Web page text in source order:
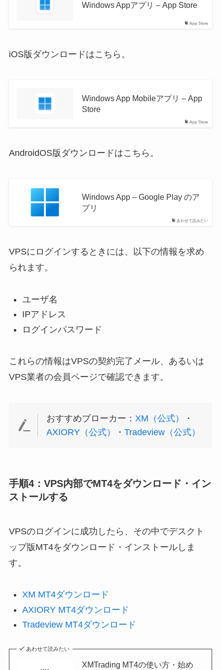
App Store
Windows Appアプリ – App Store
iOS版ダウンロードはこちら。
App Store
Windows App Mobileアプリ – App
Store
AndroidOS版ダウンロードはこちら。
あわせて読みたい
Windows App – Google Play のア
プリ
VPSにログインするときには、以下の情報を求め
られます。
ユーザ名
IPアドレス
ログインパスワード
これらの情報はVPSの契約完了メール、あるいは
VPS業者の会員ページで確認できます。
おすすめブローカー：XM（公式）
・
AXIORY（公式）
・Tradeview（公式）
手順4：VPS内部でMT4をダウンロード・イン
ストールする
VPSのログインに成功したら、その中でデスクト
ップ版MT4をダウンロード・インストールしま
す。
XM MT4ダウンロード
AXIORY MT4ダウンロード
Tradeview MT4ダウンロード
あわせて読みたい
XMTrading MT4の使い方・始め